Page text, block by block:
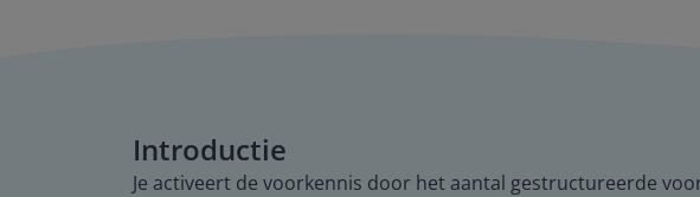
Introductie
Je activeert de voorkennis door het aantal gestructureerde